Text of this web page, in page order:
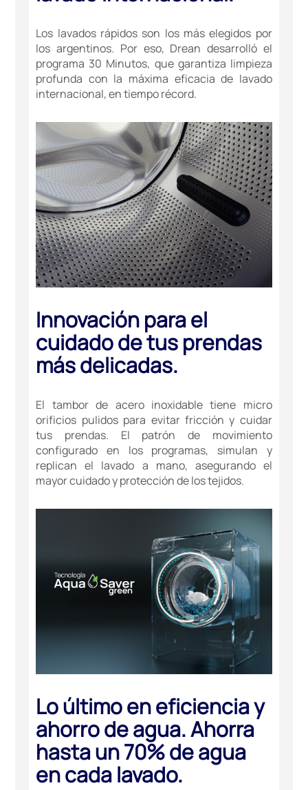
Los lavados rápidos son los más elegidos por
los argentinos. Por eso, Drean desarrolló el
programa 30 Minutos, que garantiza limpieza
profunda con la máxima eficacia de lavado
internacional, en tiempo récord.
Innovación para el
cuidado de tus prendas
más delicadas.
El tambor de acero inoxidable tiene micro
orificios pulidos para evitar fricción y cuidar
tus prendas. El patrón de movimiento
configurado en los programas, simulan y
replican el lavado a mano, asegurando el
mayor cuidado y protección de los tejidos.
Lo último en eficiencia y
ahorro de agua. Ahorra
hasta un 70% de agua
en cada lavado.